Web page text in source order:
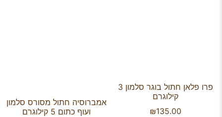
פרו פלאן חתול בוגר סלמון 3
קילוגרם
₪135.00
אמברוסיה חתול מסורס סלמון
ועוף כתום 5 קילוגרם